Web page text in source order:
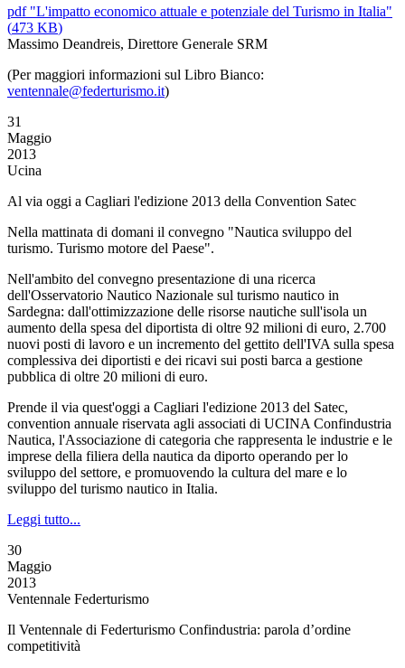
pdf"L'impatto economico attuale e potenziale del Turismo in Italia"
(473 KB)
Massimo Deandreis, Direttore Generale SRM
(Per maggiori informazioni sul Libro Bianco:
ventennale@federturismo.it)
31
Maggio
2013
Ucina
Al via oggi a Cagliari l'edizione 2013 della Convention Satec
Nella mattinata di domani il convegno "Nautica sviluppo del
turismo. Turismo motore del Paese".
Nell'ambito del convegno presentazione di una ricerca
dell'Osservatorio Nautico Nazionale sul turismo nautico in
Sardegna: dall'ottimizzazione delle risorse nautiche sull'isola un
aumento della spesa del diportista di oltre 92 milioni di euro, 2.700
nuovi posti di lavoro e un incremento del gettito dell'IVA sulla spesa
complessiva dei diportisti e dei ricavi sui posti barca a gestione
pubblica di oltre 20 milioni di euro.
Prende il via quest'oggi a Cagliari l'edizione 2013 del Satec,
convention annuale riservata agli associati di UCINA Confindustria
Nautica, l'Associazione di categoria che rappresenta le industrie e le
imprese della filiera della nautica da diporto operando per lo
sviluppo del settore, e promuovendo la cultura del mare e lo
sviluppo del turismo nautico in Italia.
Leggi tutto...
30
Maggio
2013
Ventennale Federturismo
Il Ventennale di Federturismo Confindustria: parola d’ordine
competitività